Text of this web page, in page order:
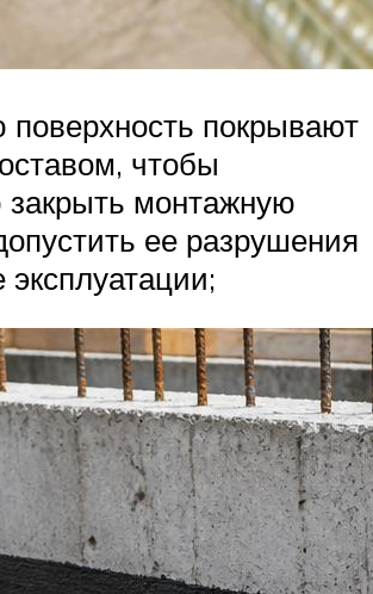
покрывают
чтобы
закрыть монтажную
ее разрушения
эксплуатации;